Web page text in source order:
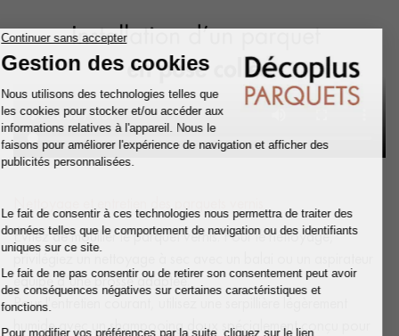
Évitez de mouiller le parquet vernis. Pour le nettoyage,
privilégiez un nettoyage à sec avec un balai ou un aspirateur
équipé d’une brosse adaptée.
Pour l'entretien courant, utilisez une serpillière légèrement
humide avec un shampooing doux spécialement conçu pour